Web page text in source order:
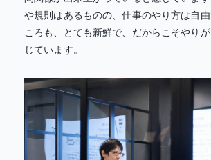
や規則はあるものの、仕事のやり方は自
ころも、とても新鮮で、だからこそやり
じています。